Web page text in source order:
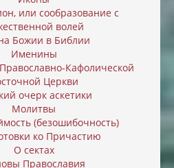
или cообразование с
волей
Божии в Библии
Именины
Кафолической
Церкви
очерк аскетики
Молитвы
(безошибочность)
ко Причастию
О сектах
Православия